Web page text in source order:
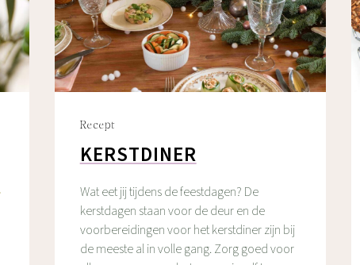
Recept
KERSTDINER
Wat eet jij tijdens de feestdagen? De
kerstdagen staan voor de deur en de
voorbereidingen voor het kerstdiner zijn bij
de meeste al in volle gang. Zorg goed voor